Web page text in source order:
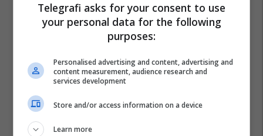
Telegrafi asks for your consent to use
your personal data for the following
purposes:
Personalised advertising and content, advertising and
content measurement, audience research and
services development
Store and/or access information on a device
Learn more